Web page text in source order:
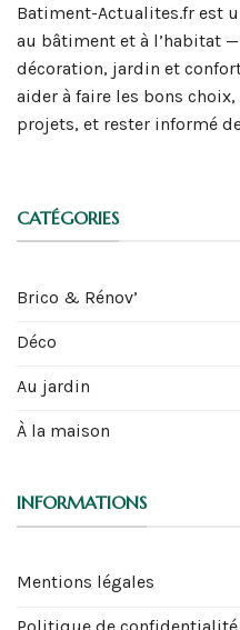
Batiment-Actualites.fr est
au bâtiment et à l’habitat
décoration, jardin et
aider à faire les bons
projets, et rester informé
CATÉGORIES
Brico & Rénov’
Déco
Au jardin
À la maison
INFORMATIONS
Mentions légales